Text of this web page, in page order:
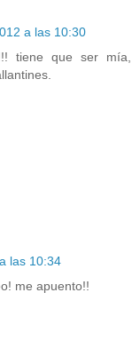
a las 10:30
tiene que ser mía,
las 10:34
me apuento!!